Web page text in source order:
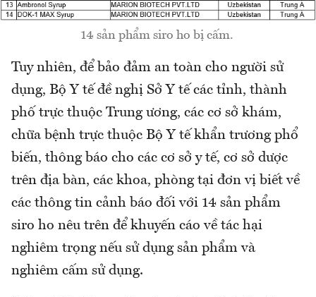
14 sản phẩm siro ho bị cấm.
Tuy nhiên, để bảo đảm an toàn cho người sử
dụng, Bộ Y tế đề nghị Sở Y tế các tỉnh, thành
phố trực thuộc Trung ương, các cơ sở khám,
chữa bệnh trực thuộc Bộ Y tế khẩn trương phổ
biến, thông báo cho các cơ sở y tế, cơ sở dược
trên địa bàn, các khoa, phòng tại đơn vị biết về
các thông tin cảnh báo đối với 14 sản phẩm
siro ho nêu trên để khuyến cáo về tác hại
nghiêm trọng nếu sử dụng sản phẩm và
nghiêm cấm sử dụng.